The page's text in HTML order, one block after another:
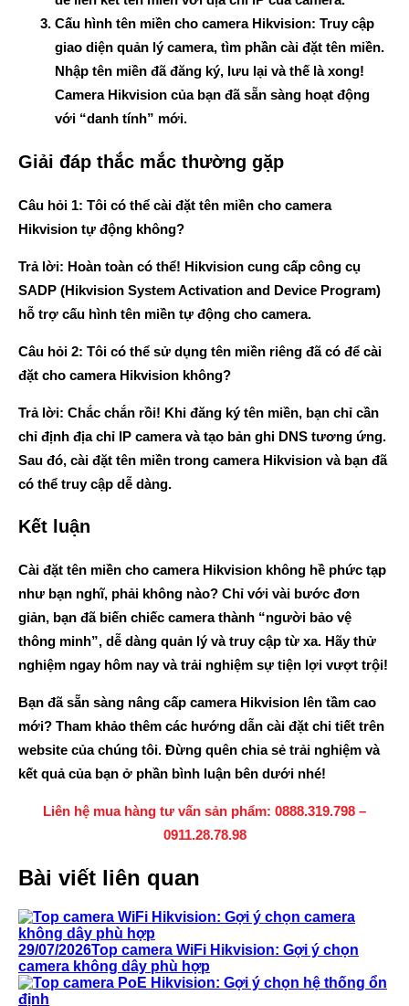
Cấu hình tên miền cho camera Hikvision: Truy cập
giao diện quản lý camera, tìm phần cài đặt tên miền.
Nhập tên miền đã đăng ký, lưu lại và thế là xong!
Camera Hikvision của bạn đã sẵn sàng hoạt động
với “danh tính” mới.
Giải đáp thắc mắc thường gặp
Câu hỏi 1: Tôi có thể cài đặt tên miền cho camera
Hikvision tự động không?
Trả lời: Hoàn toàn có thể! Hikvision cung cấp công cụ
SADP (Hikvision System Activation and Device Program)
hỗ trợ cấu hình tên miền tự động cho camera.
Câu hỏi 2: Tôi có thể sử dụng tên miền riêng đã có để cài
đặt cho camera Hikvision không?
Trả lời: Chắc chắn rồi! Khi đăng ký tên miền, bạn chỉ cần
chỉ định địa chỉ IP camera và tạo bản ghi DNS tương ứng.
Sau đó, cài đặt tên miền trong camera Hikvision và bạn đã
có thể truy cập dễ dàng.
Kết luận
Cài đặt tên miền cho camera Hikvision không hề phức tạp
như bạn nghĩ, phải không nào? Chỉ với vài bước đơn
giản, bạn đã biến chiếc camera thành “người bảo vệ
thông minh”, dễ dàng quản lý và truy cập từ xa. Hãy thử
nghiệm ngay hôm nay và trải nghiệm sự tiện lợi vượt trội!
Bạn đã sẵn sàng nâng cấp camera Hikvision lên tầm cao
mới? Tham khảo thêm các hướng dẫn cài đặt chi tiết trên
website của chúng tôi. Đừng quên chia sẻ trải nghiệm và
kết quả của bạn ở phần bình luận bên dưới nhé!
Liên hệ mua hàng tư vấn sản phẩm: 0888.319.798 –
0911.28.78.98
Bài viết liên quan
29/07/2026Top camera WiFi Hikvision: Gợi ý chọn
camera không dây phù hợp